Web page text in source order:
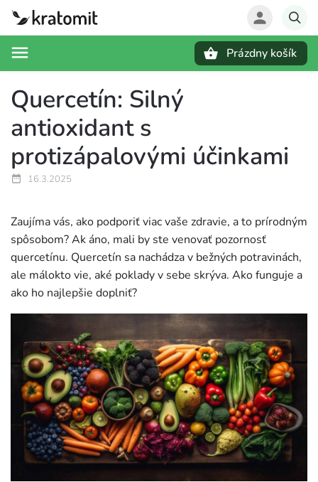
Prázdny košík
Quercetín: Silný
antioxidant s
protizápalovými účinkami
16.3.2025
Zaujíma vás, ako podporiť viac vaše zdravie, a to prírodným
spôsobom? Ak áno, mali by ste venovať pozornosť
quercetínu. Quercetín sa nachádza v bežných potravinách,
ale málokto vie, aké poklady v sebe skrýva. Ako funguje a
ako ho najlepšie doplniť?